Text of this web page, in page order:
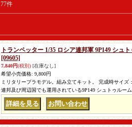
77件
トランペッター 1/35 ロシア連邦軍 9P149 シュ
[09605]
7,840円(税別) [在庫なし]
希望小売価格: 9,800円
ミリタリープラモデル。組み立てキット。 完成時サイズ
連邦及び周辺国でも運用されている9P149 シュトゥルー